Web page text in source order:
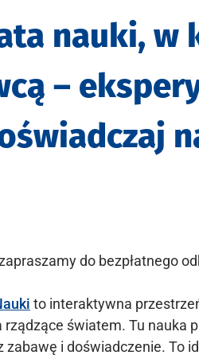
nauki, w
–
do bezpłatnego
to interaktywna
światem. Tu nauka
i doświadczenie. To